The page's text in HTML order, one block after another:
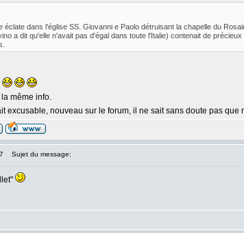
éclate dans l'église SS. Giovanni e Paolo détruisant la chapelle du
a dit qu'elle n'avait pas d'égal dans toute l'Italie) contenait de
même info.
excusable, nouveau sur le forum, il ne sait sans doute pas
Sujet du message: